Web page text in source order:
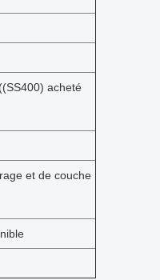
acheté
et de couche